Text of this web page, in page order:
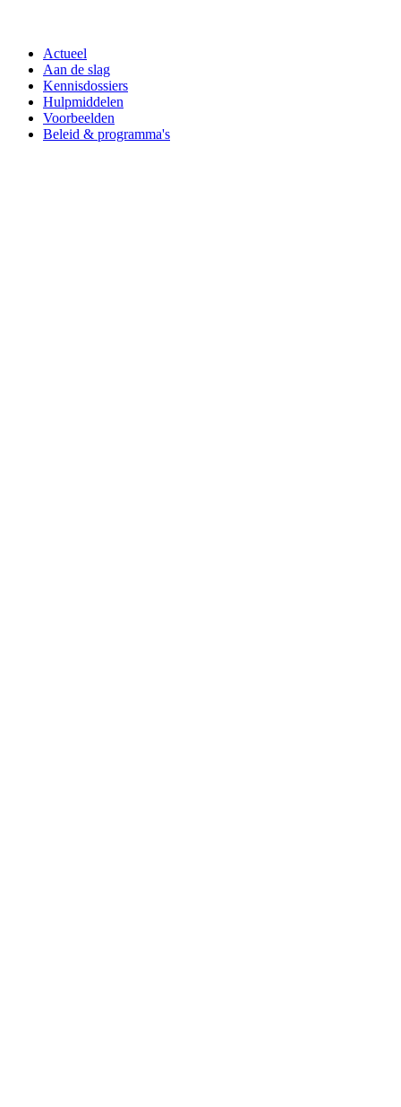
Actueel
Aan de slag
Kennisdossiers
Hulpmiddelen
Voorbeelden
Beleid & programma's